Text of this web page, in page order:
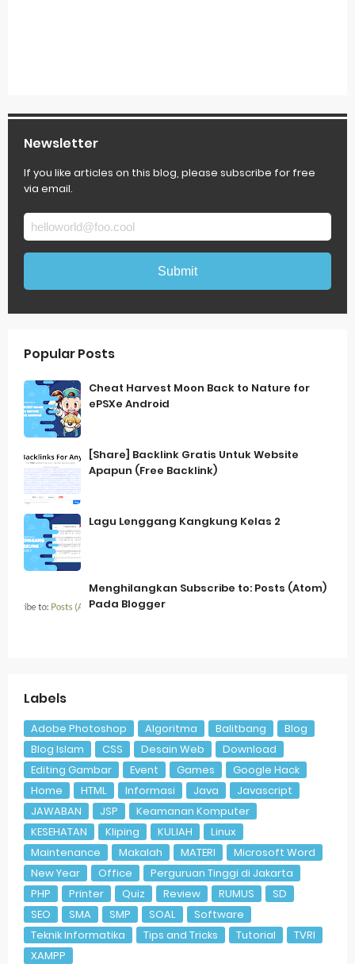
Newsletter
If you like articles on this blog, please subscribe for free
via email.
Popular Posts
Cheat Harvest Moon Back to Nature for
ePSXe Android
[Share] Backlink Gratis Untuk Website
Apapun (Free Backlink)
Lagu Lenggang Kangkung Kelas 2
Menghilangkan Subscribe to: Posts (Atom)
Pada Blogger
Labels
Adobe Photoshop Algoritma Balitbang
Blog
Blog Islam
CSS Desain Web
Download
Editing Gambar
Event Games
Google Hack
Home
HTML Informasi Java
Javascript
JAWABAN
JSP
Keamanan Komputer
KESEHATAN
Kliping KULIAH
Linux
Maintenance
Makalah MATERI
Microsoft Word
New Year
Office
Perguruan Tinggi di Jakarta
PHP
Printer Quiz Review RUMUS
SD
SEO
SMA SMP SOAL
Software
Teknik Informatika
Tips and Tricks Tutorial
TVRI
XAMPP